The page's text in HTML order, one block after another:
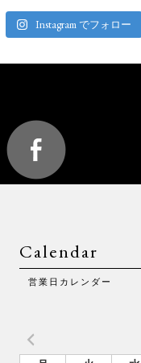
Instagram でフォロー
Calendar
営業日カレンダー